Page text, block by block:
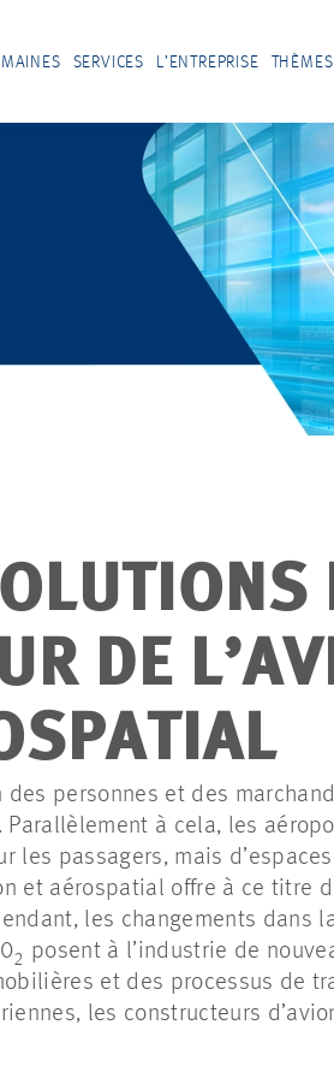
SERVICES L’ENTREPRISE
DE
des personnes et des
Parallèlement à cela, les
les passagers, mais
et aérospatial offre à ce titre
les changements dans
2 posent à l’industrie de
et des processus de
les constructeurs